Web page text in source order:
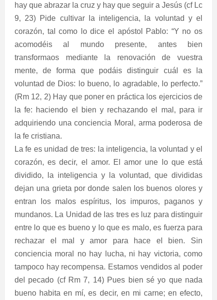
hay que abrazar la cruz y hay que seguir a Jesús (cf Lc
9, 23) Pide cultivar la inteligencia, la voluntad y el
corazón, tal como lo dice el apóstol Pablo: “Y no os
acomodéis al mundo presente, antes bien
transformaos mediante la renovación de vuestra
mente, de forma que podáis distinguir cuál es la
voluntad de Dios: lo bueno, lo agradable, lo perfecto.”
(Rm 12, 2) Hay que poner en práctica los ejercicios de
la fe: haciendo el bien y rechazando el mal, para ir
adquiriendo una conciencia Moral, arma poderosa de
la fe cristiana.
La fe es unidad de tres: la inteligencia, la voluntad y el
corazón, es decir, el amor. El amor une lo que está
dividido, la inteligencia y la voluntad, que divididas
dejan una grieta por donde salen los buenos olores y
entran los malos espíritus, los impuros, paganos y
mundanos. La Unidad de las tres es luz para distinguir
entre lo que es bueno y lo que es malo, es fuerza para
rechazar el mal y amor para hace el bien. Sin
conciencia moral no hay lucha, ni hay victoria, como
tampoco hay recompensa. Estamos vendidos al poder
del pecado (cf Rm 7, 14) Pues bien sé yo que nada
bueno habita en mí, es decir, en mi carne; en efecto,